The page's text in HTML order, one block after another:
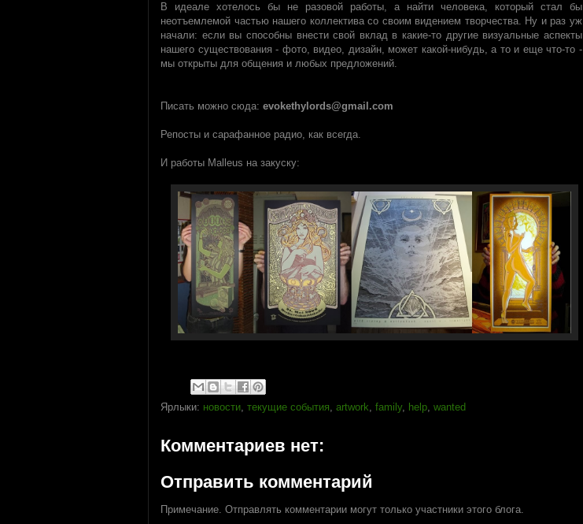
В идеале хотелось бы не разовой работы, а найти человека, который стал бы
неотъемлемой частью нашего коллектива со своим видением творчества. Ну и раз уж
начали: если вы способны внести свой вклад в какие-то другие визуальные аспекты
нашего существования - фото, видео, дизайн, может какой-нибудь, а то и еще что-то -
мы открыты для общения и любых предложений.
Писать можно сюда: evokethylords@gmail.com
Репосты и сарафанное радио, как всегда.
И работы Malleus на закуску:
Ярлыки: новости, текущие события, artwork, family, help, wanted
Комментариев нет:
Отправить комментарий
Примечание. Отправлять комментарии могут только участники этого блога.